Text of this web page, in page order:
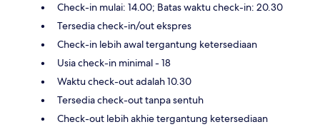
Check-in mulai: 14.00; Batas waktu check-in: 20.30
Tersedia check-in/out ekspres
Check-in lebih awal tergantung ketersediaan
Usia check-in minimal - 18
Waktu check-out adalah 10.30
Tersedia check-out tanpa sentuh
Check-out lebih akhie tergantung ketersediaan